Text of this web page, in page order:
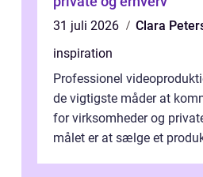
31 juli 2026
Clara
inspiration
Professionel
de vigtigste måder at
for virksomheder og
målet er at sælge et